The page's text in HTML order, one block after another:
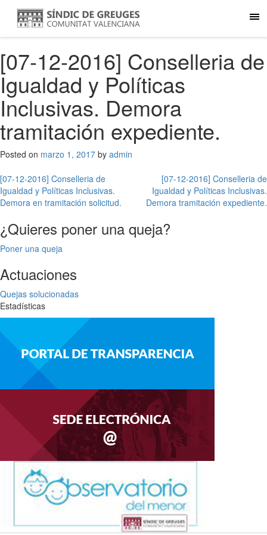
[07-12-2016] Conselleria de
Igualdad y Políticas
Inclusivas. Demora
tramitación expediente.
Posted on marzo 1, 2017 by admin
Navegación
de
entradas
[07-12-2016] Conselleria de
Igualdad y Políticas Inclusivas.
Demora en tramitación solicitud.
[07-12-2016] Conselleria de
Igualdad y Políticas Inclusivas.
Demora tramitación expediente.
¿Quieres poner una queja?
Poner una queja
Actuaciones
Quejas solucionadas
Estadísticas